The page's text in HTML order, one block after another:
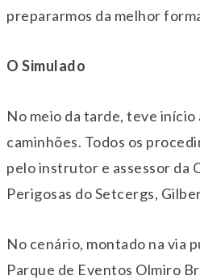
prepararmos da melhor
O Simulado
No meio da tarde, teve início
caminhões. Todos os
pelo instrutor e assessor da
Perigosas do Setcergs,
No cenário, montado na via
Parque de Eventos Olmiro